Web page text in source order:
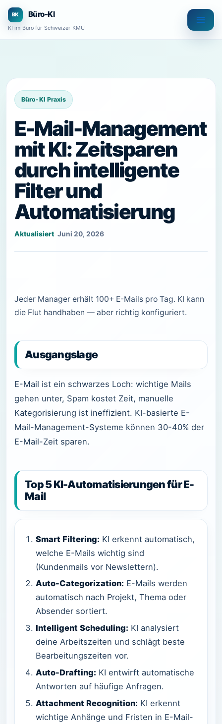
Zum
Inhalt
springen
Büro-KI
KI im Büro für Schweizer KMU
E-Mail-Management
mit KI: Zeitsparen
durch intelligente
Filter und
Automatisierung
Juni 20, 2026
Jeder Manager erhält 100+ E-Mails pro Tag. KI kann
die Flut handhaben — aber richtig konfiguriert.
Ausgangslage
E-Mail ist ein schwarzes Loch: wichtige Mails
gehen unter, Spam kostet Zeit, manuelle
Kategorisierung ist ineffizient. KI-basierte E-
Mail-Management-Systeme können 30-40% der
E-Mail-Zeit sparen.
Top 5 KI-Automatisierungen für E-
Mail
Smart Filtering: KI erkennt automatisch,
welche E-Mails wichtig sind
(Kundenmails vor Newslettern).
Auto-Categorization: E-Mails werden
automatisch nach Projekt, Thema oder
Absender sortiert.
Intelligent Scheduling: KI analysiert
deine Arbeitszeiten und schlägt beste
Bearbeitungszeiten vor.
Auto-Drafting: KI entwirft automatische
Antworten auf häufige Anfragen.
Attachment Recognition: KI erkennt
wichtige Anhänge und Fristen in E-Mail-